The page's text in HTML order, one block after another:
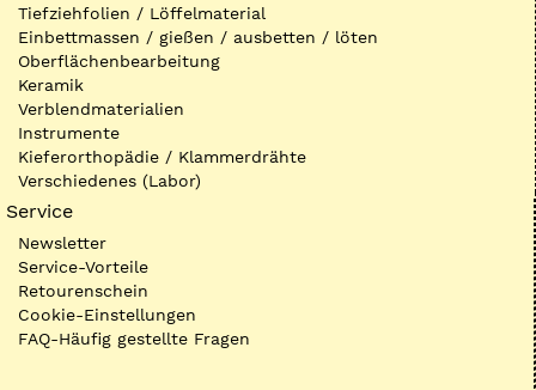
Tiefziehfolien / Löffelmaterial
Einbettmassen / gießen / ausbetten / löten
Oberflächenbearbeitung
Keramik
Verblendmaterialien
Instrumente
Kieferorthopädie / Klammerdrähte
Verschiedenes (Labor)
Service
Newsletter
Service-Vorteile
Retourenschein
Cookie-Einstellungen
FAQ-Häufig gestellte Fragen